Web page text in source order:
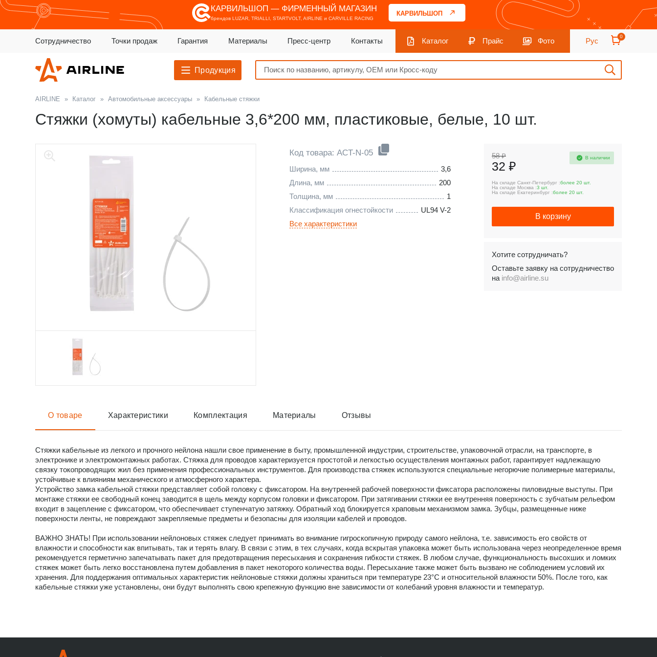
КАРВИЛЬШОП — ФИРМЕННЫЙ МАГАЗИН
брендов LUZAR, TRIALLI, STARTVOLT, AIRLINE и CARVILLE RACING
КАРВИЛЬШОП
Сотрудничество Точки продаж Гарантия Материалы Пресс-центр Контакты Каталог Прайс Фото Рус
0
Продукция
AIRLINE » Каталог » Автомобильные аксессуары » Кабельные стяжки
Стяжки (хомуты) кабельные 3,6*200 мм, пластиковые, белые, 10 шт.
Код товара: ACT-N-05
Ширина, мм
3,6
Длина, мм
200
Толщина, мм
1
Классификация огнестойкости
UL94 V-2
Все характеристики
58 ₽
32 ₽
В наличии
На складе Санкт-Петербург :более 20 шт.
На складе Москва :3 шт.
На складе Екатеринбург :более 20 шт.
В корзину
Хотите сотрудничать?
Оставьте заявку на сотрудничество
на info@airline.su
О товаре Характеристики Комплектация Материалы Отзывы
Стяжки кабельные из легкого и прочного нейлона нашли свое применение в быту, промышленной индустрии, строительстве, упаковочной отрасли, на транспорте, в
электронике и электромонтажных работах. Стяжка для проводов характеризуется простотой и легкостью осуществления монтажных работ, гарантирует надлежащую
связку токопроводящих жил без применения профессиональных инструментов. Для производства стяжек используются специальные негорючие полимерные материалы,
устойчивые к влияниям механического и атмосферного характера.
Устройство замка кабельной стяжки представляет собой головку с фиксатором. На внутренней рабочей поверхности фиксатора расположены пиловидные выступы. При
монтаже стяжки ее свободный конец заводится в щель между корпусом головки и фиксатором. При затягивании стяжки ее внутренняя поверхность с зубчатым рельефом
входит в зацепление с фиксатором, что обеспечивает ступенчатую затяжку. Обратный ход блокируется храповым механизмом замка. Зубцы, размещенные ниже
поверхности ленты, не повреждают закрепляемые предметы и безопасны для изоляции кабелей и проводов.
ВАЖНО ЗНАТЬ! При использовании нейлоновых стяжек следует принимать во внимание гигроскопичную природу самого нейлона, т.е. зависимость его свойств от
влажности и способности как впитывать, так и терять влагу. В связи с этим, в тех случаях, когда вскрытая упаковка может быть использована через неопределенное время
рекомендуется герметично запечатывать пакет для предотвращения пересыхания и сохранения гибкости стяжек. В любом случае, функциональность высохших и ломких
стяжек может быть легко восстановлена путем добавления в пакет некоторого количества воды. Пересыхание также может быть вызвано не соблюдением условий их
хранения. Для поддержания оптимальных характеристик нейлоновые стяжки должны храниться при температуре 23°С и относительной влажности 50%. После того, как
кабельные стяжки уже установлены, они будут выполнять свою крепежную функцию вне зависимости от колебаний уровня влажности и температур.